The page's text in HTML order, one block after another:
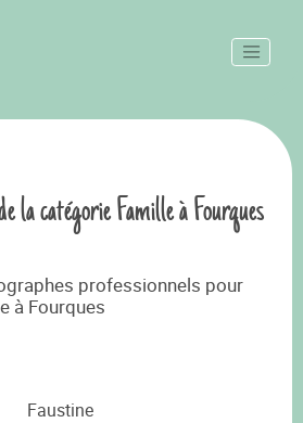
la catégorie Famille à Fourques
professionnels pour
à Fourques
Faustine